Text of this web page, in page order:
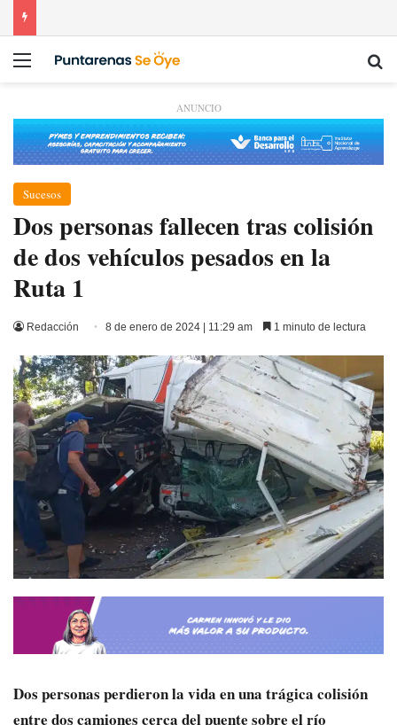
Menú
ANUNCIO
Sucesos
Dos personas fallecen tras colisión
de dos vehículos pesados en la
Ruta 1
Redacción 8 de enero de 2024 | 11:29 am 1 minuto de lectura
Dos personas perdieron la vida en una trágica colisión
entre dos camiones cerca del puente sobre el río